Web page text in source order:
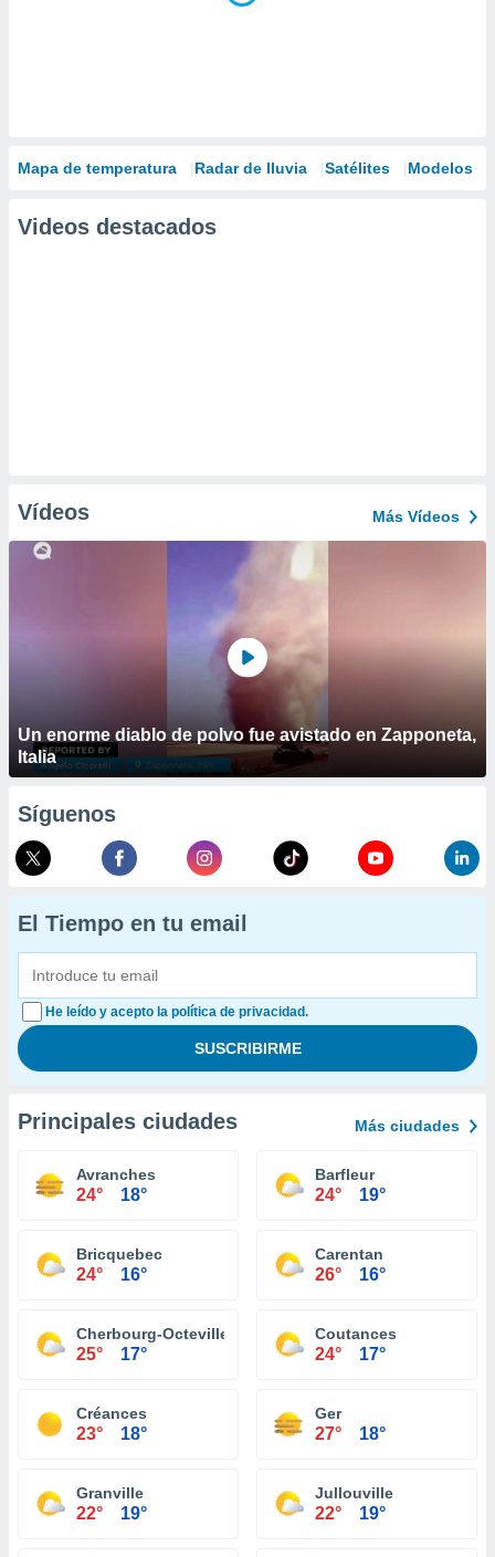
Mapa de temperatura Radar de lluvia Satélites Modelos
Videos destacados
Vídeos Más Vídeos
Un enorme diablo de polvo fue avistado en Zapponeta,
Italia
Síguenos
El Tiempo en tu email
He leído y acepto la política de privacidad.
Principales ciudades Más ciudades
Avranches
24° 18°
Barfleur
24° 19°
Bricquebec
24° 16°
Carentan
26° 16°
Cherbourg-Octeville
25° 17°
Coutances
24° 17°
Créances
23° 18°
Ger
27° 18°
Granville
22° 19°
Jullouville
22° 19°